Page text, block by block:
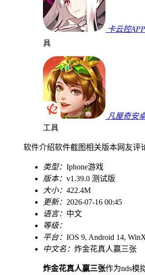
卡云控
具
凡屋奇安
工具
软件介绍软件截图相关版本网友评
类型： Iphone游戏
版本： v1.39.0 测试版
大小： 422.4M
更新： 2026-07-16 00:45
语言： 中文
等级：
平台： IOS 9, Android 14,
中文名： 炸金花真人赢三张
炸金花真人赢三张作为nds模